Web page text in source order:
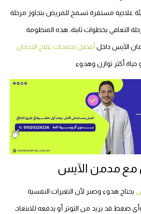
علاجية مستقرة تسمح للمريض بتجاوز مرحلة
التعافي بخطوات ثابتة، هذه المنظومة
الآيس داخل أفضل مصحات علاج الادمان
أكثر توازن وهدوء.
مع مدمن الآيس
يحتاج هدوء وصبر لأن التغيرات النفسية
ضغط قد يزيد من التوتر أو يدفعه للابتعاد،